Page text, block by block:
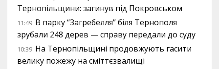
Тернопільщини: загинув під Покровськом
11:49 В парку “Загребелля” біля Тернополя
зрубали 248 дерев — справу передали до суду
10:39 На Тернопільщині продовжують гасити
велику пожежу на сміттєзвалищі